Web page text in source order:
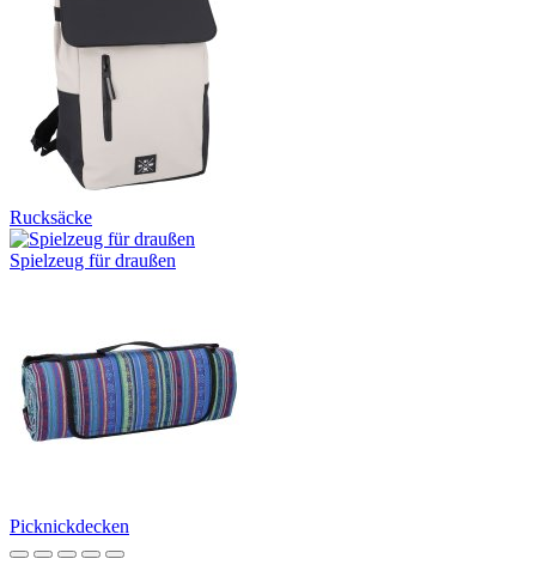
Rucksäcke
Spielzeug für draußen
Picknickdecken